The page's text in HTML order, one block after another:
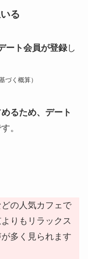
る
ート会員が登録し
づく概算）
るため、デート
。
の人気カフェで
りもリラックス
多く見られます